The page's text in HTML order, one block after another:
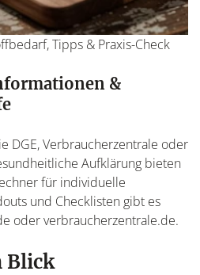
Tipps & Praxis-Check
&
DGE, Verbraucherzentrale oder
Aufklärung bieten
für individuelle
und Checklisten gibt es
oder verbraucherzentrale.de.
Blick